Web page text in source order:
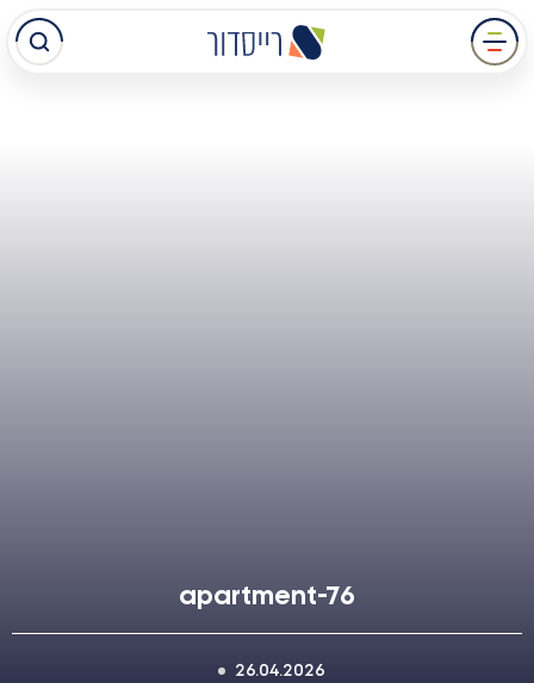
מעבר
לתוכן
apartment-76
26.04.2026